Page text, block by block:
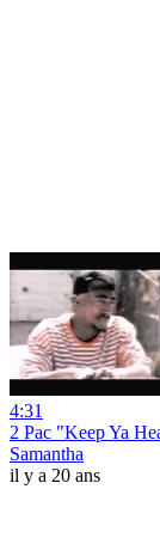
4:31
2 Pac "Keep Ya
Samantha
il y a 20 ans